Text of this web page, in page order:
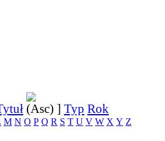
] Typ Rok
M N O P Q R S T U V W X Y Z